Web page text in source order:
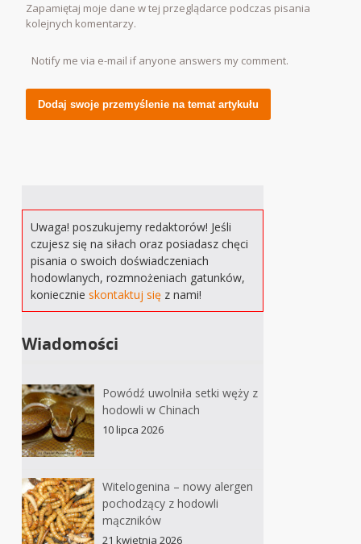
Zapamiętaj moje dane w tej przeglądarce podczas pisania
kolejnych komentarzy.
Notify me via e-mail if anyone answers my comment.
Uwaga! poszukujemy redaktorów! Jeśli
czujesz się na siłach oraz posiadasz chęci
pisania o swoich doświadczeniach
hodowlanych, rozmnożeniach gatunków,
koniecznieskontaktuj się z nami!
Wiadomości
Powódź uwolniła setki węży z
hodowli w Chinach
10 lipca 2026
Witelogenina – nowy alergen
pochodzący z hodowli
mączników
21 kwietnia 2026